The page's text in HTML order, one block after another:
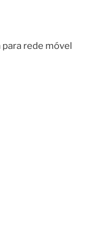
para rede móvel